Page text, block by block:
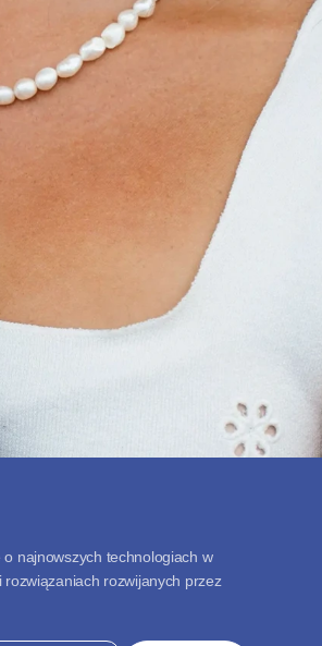
najnowszych technologiach w
rozwijanych przez